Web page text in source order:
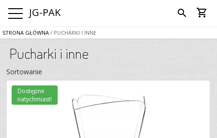
JG-PAK search shopping_cart
STRONA GŁÓWNA / PUCHARKI I INNE
Pucharki i inne
Sortowanie
Dostępne
natychmiast!